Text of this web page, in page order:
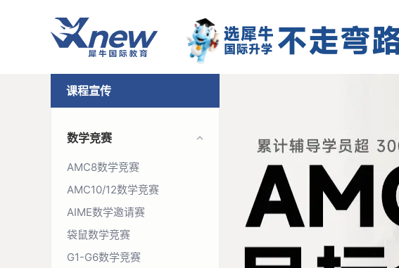
课程宣传
数学竞赛
AMC8数学竞赛
AMC10/12数学竞赛
AIME数学邀请赛
袋鼠数学竞赛
G1-G6数学竞赛